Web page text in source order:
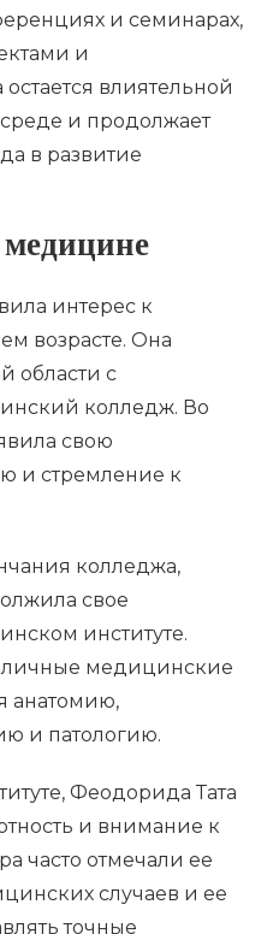
и семинарах,
и
влиятельной
и продолжает
в развитие
интерес к
возрасте. Она
области с
колледж. Во
свою
и стремление к
колледжа,
свое
институте.
медицинские
анатомию,
и патологию.
Феодорида Тата
и внимание к
часто отмечали ее
случаев и ее
точные